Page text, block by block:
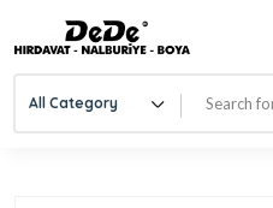
All Category